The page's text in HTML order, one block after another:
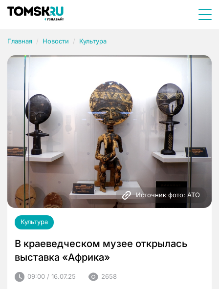
Главная Новости Культура
Источник фото: АТО
Культура
В краеведческом музее открылась
выставка «Африка»
09:00 / 16.07.25 2658